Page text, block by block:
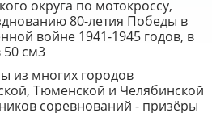
округа по мотокроссу,
80-летия Победы в
войне 1941-1945 годов, в
50 см3
из многих городов
Тюменской и Челябинской
соревнований - призёры